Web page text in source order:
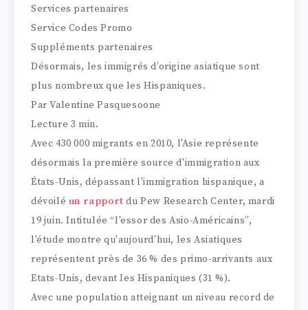
Services partenaires
Service Codes Promo
Suppléments partenaires
Désormais, les immigrés d’origine asiatique sont
plus nombreux que les Hispaniques.
Par Valentine Pasquesoone
T
e
m
p
s
d
e
Lecture 3 min.
Avec 430 000 migrants en 2010, l'Asie représente
désormais la première source d'immigration aux
États-Unis, dépassant l'immigration hispanique, a
dévoilé un rapport du Pew Research Center, mardi
19 juin. Intitulée “l'essor des Asio-Américains”,
l'étude montre qu'aujourd'hui, les Asiatiques
représentent près de 36 % des primo-arrivants aux
Etats-Unis, devant les Hispaniques (31 %).
Avec une population atteignant un niveau record de